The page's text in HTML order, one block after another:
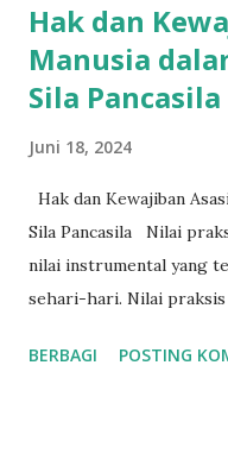
juga berperan dalam
fermentasi, misalnya
Oryzae yang digunakan
Dari gambar diatas,
Rhizopus antara lain: a.
dan rhizoid yang
Sporangiofora tumbuh
rhizoid d. Sporangia
Hak dan
Manusia
Sila Pancasila
Juni 18, 2024
Hak dan Kewajiban
Sila Pancasila Nilai
nilai instrumental yang
sehari-hari. Nilai praksis
perkembangan zaman
BERBAGI POSTING